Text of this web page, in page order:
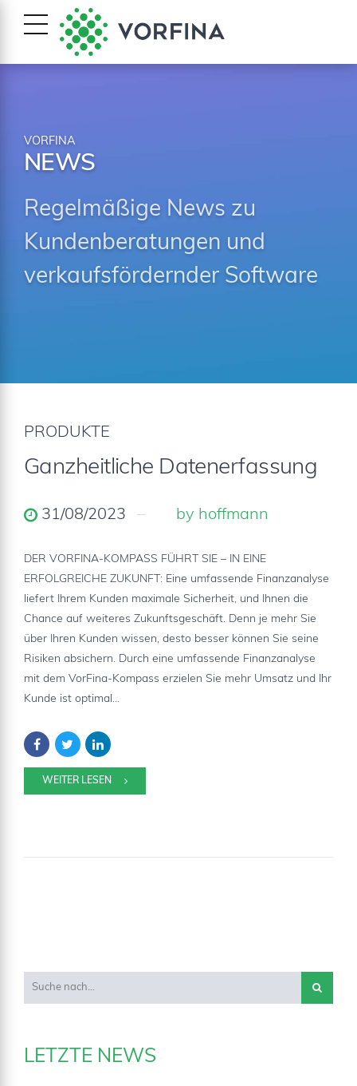
VORFINA
NEWS
Regelmäßige News zu
Kundenberatungen und
verkaufsfördernder Software
PRODUKTE
Ganzheitliche Datenerfassung
31/08/2023 by hoffmann
DER VORFINA-KOMPASS FÜHRT SIE – IN EINE
ERFOLGREICHE ZUKUNFT: Eine umfassende Finanzanalyse
liefert Ihrem Kunden maximale Sicherheit, und Ihnen die
Chance auf weiteres Zukunftsgeschäft. Denn je mehr Sie
über Ihren Kunden wissen, desto besser können Sie seine
Risiken absichern. Durch eine umfassende Finanzanalyse
mit dem VorFina-Kompass erzielen Sie mehr Umsatz und Ihr
Kunde ist optimal...
WEITER LESEN
LETZTE NEWS